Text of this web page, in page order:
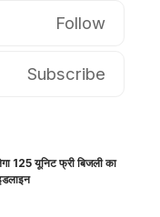
Follow
Subscribe
125 यूनिट फ्री बिजली का